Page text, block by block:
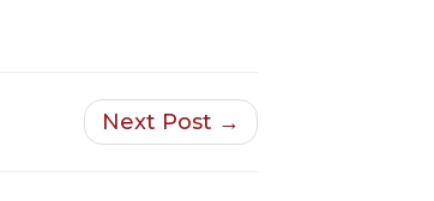
Next Post →